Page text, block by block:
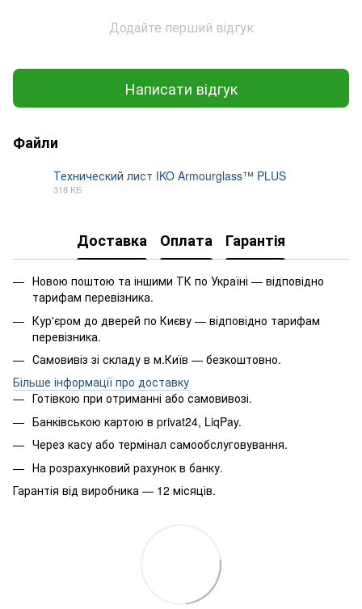
Додайте перший відгук
Написати відгук
Файли
Технический лист IKO Armourglass™ PLUS
318 КБ
Доставка Оплата Гарантія
Новою поштою та іншими ТК по Україні — відповідно
тарифам перевізника.
Кур'єром до дверей по Києву — відповідно тарифам
перевізника.
Самовивіз зі складу в м.Київ — безкоштовно.
Більше інформації про доставку
Готівкою при отриманні або самовивозі.
Банківською картою в privat24, LiqPay.
Через касу або термінал самообслуговування.
На розрахунковий рахунок в банку.
Гарантія від виробника — 12 місяців.